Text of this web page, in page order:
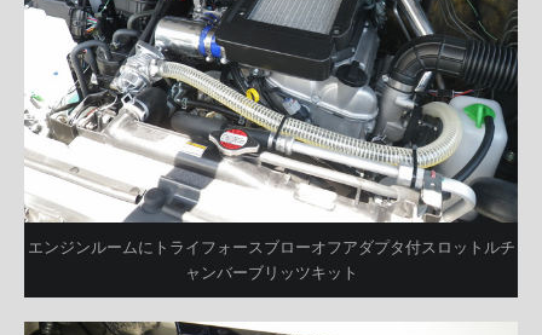
エンジンルームにトライフォースブローオフアダプタ付スロットルチ
ャンバーブリッツキット